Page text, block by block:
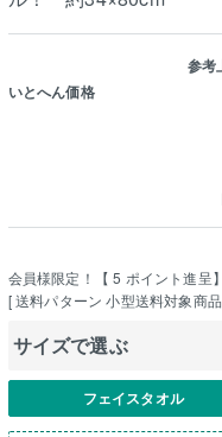
参考
いとへん価格
会員様限定！【 5 ポイント進呈】
送料パターン 小型送料対象商品
サイズで選ぶ
フェイスタオル